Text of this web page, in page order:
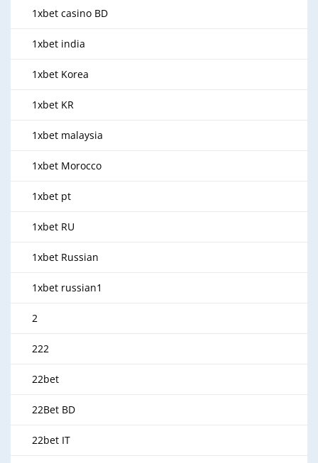
1xbet casino BD
1xbet india
1xbet Korea
1xbet KR
1xbet malaysia
1xbet Morocco
1xbet pt
1xbet RU
1xbet Russian
1xbet russian1
2
222
22bet
22Bet BD
22bet IT